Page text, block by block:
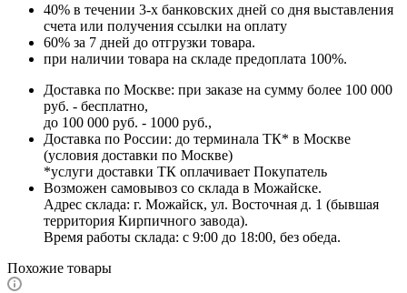
40% в течении 3-х банковских дней со дня выставления
счета или получения ссылки на оплату
60% за 7 дней до отгрузки товара.
при наличии товара на складе предоплата 100%.
Доставка по Москве: при заказе на сумму более 100 000
руб. - бесплатно,
до 100 000 руб. - 1000 руб.,
Доставка по России: до терминала ТК* в Москве
(условия доставки по Москве)
*услуги доставки ТК оплачивает Покупатель
Возможен самовывоз со склада в Можайске.
Адрес склада: г. Можайск, ул. Восточная д. 1 (бывшая
территория Кирпичного завода).
Время работы склада: с 9:00 до 18:00, без обеда.
Похожие товары